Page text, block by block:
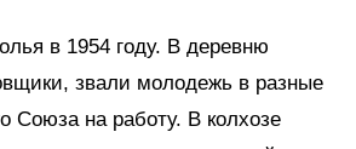
в 1954 году. В деревню
звали молодежь в разные
Союза на работу. В колхозе